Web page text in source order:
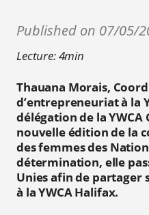
Published on 07/05/
Lecture: 4min
Thauana Morais,
d’entrepreneuriat à la
délégation de la
nouvelle édition de la
des femmes des
détermination, elle
Unies afin de partager
à la YWCA Halifax.